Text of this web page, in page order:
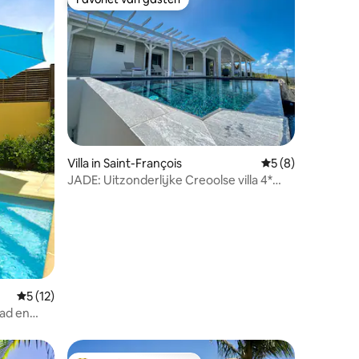
Gemiddelde beoordeling van 5 uit 5, 12 recensies
5 (12)
en
Favoriet van gasten
Villa in Saint-François Gemiddelde
5 (8)
JADE: Uitzonderlijke Creoolse villa 4*